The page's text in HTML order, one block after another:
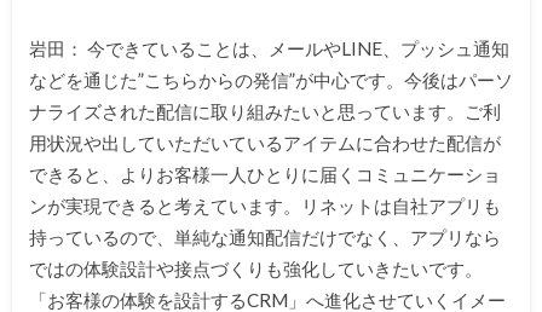
岩田： 今できていることは、メールやLINE、プッシュ通知
などを通じた”こちらからの発信”が中心です。今後はパーソ
ナライズされた配信に取り組みたいと思っています。ご利
用状況や出していただいているアイテムに合わせた配信が
できると、よりお客様一人ひとりに届くコミュニケーショ
ンが実現できると考えています。リネットは自社アプリも
持っているので、単純な通知配信だけでなく、アプリなら
ではの体験設計や接点づくりも強化していきたいです。
「お客様の体験を設計するCRM」へ進化させていくイメー